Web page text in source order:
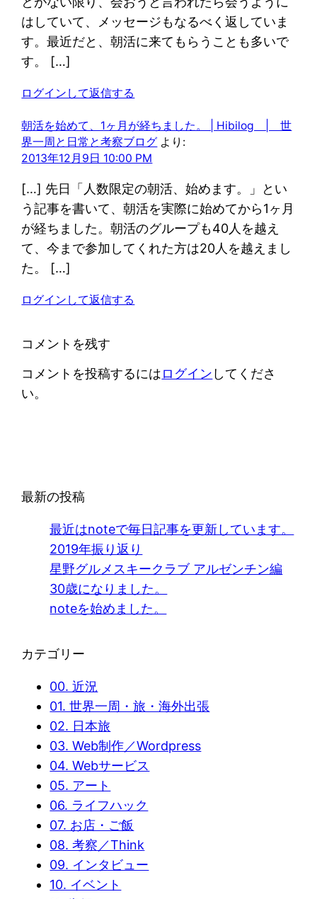
はしていて、メッセージもなるべく返していま
す。最近だと、朝活に来てもらうことも多いで
す。 […]
ログインして返信する
朝活を始めて、1ヶ月が経ちました。 | Hibilog | 世
界一周と日常と考察ブログ より:
2013年12月9日 10:00 PM
[…] 先日「人数限定の朝活、始めます。」とい
う記事を書いて、朝活を実際に始めてから1ヶ月
が経ちました。朝活のグループも40人を越え
て、今まで参加してくれた方は20人を越えまし
た。 […]
ログインして返信する
コメントを残す
コメントを投稿するにはログイン してくださ
い。
最新の投稿
最近はnoteで毎日記事を更新しています。
2019年振り返り
星野グルメスキークラブ アルゼンチン編
30歳になりました。
noteを始めました。
カテゴリー
00. 近況
01. 世界一周・旅・海外出張
02. 日本旅
03. Web制作／Wordpress
04. Webサービス
05. アート
06. ライフハック
07. お店・ご飯
08. 考察／Think
09. インタビュー
10. イベント